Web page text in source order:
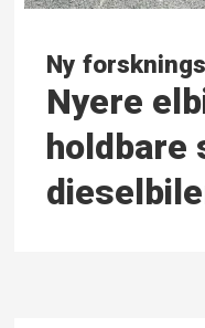
Ny
Nyere
holdbare